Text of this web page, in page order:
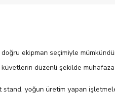
ekipman seçimiyle
düzenli şekilde muhafaza
yoğun üretim yapan